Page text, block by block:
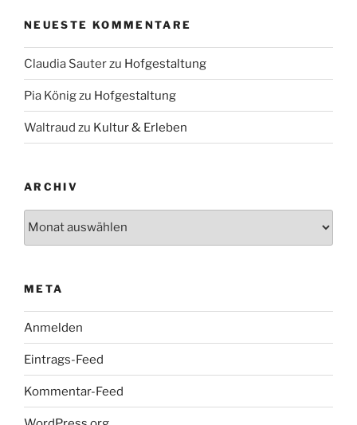
NEUESTE KOMMENTARE
Claudia Sauterzu Hofgestaltung
Pia Königzu Hofgestaltung
Waltraud zu Kultur & Erleben
ARCHIV
META
Anmelden
Eintrags-Feed
Kommentar-Feed